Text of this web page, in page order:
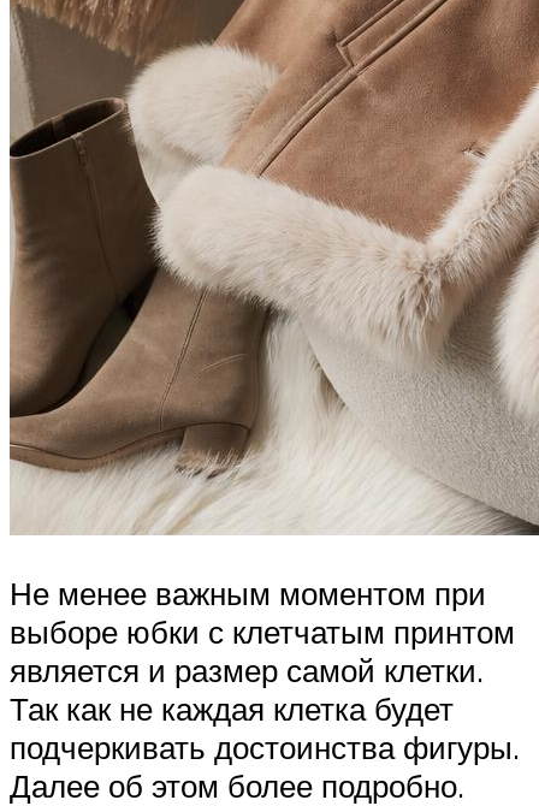
Не менее важным моментом при
выборе юбки с клетчатым принтом
является и размер самой клетки.
Так как не каждая клетка будет
подчеркивать достоинства фигуры.
Далее об этом более подробно.